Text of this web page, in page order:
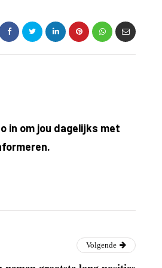
in om jou dagelijks met
Volgende